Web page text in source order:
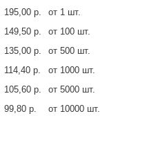
195,00 р.
от 1 шт.
149,50 р.
от 100 шт.
135,00 р.
от 500 шт.
114,40 р.
от 1000 шт.
105,60 р.
от 5000 шт.
99,80 р.
от 10000 шт.